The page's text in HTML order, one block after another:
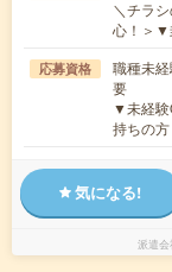
＼チラ
心！＞▼
応募資格
職種未
要
▼未経
持ちの
気になる!
派遣会